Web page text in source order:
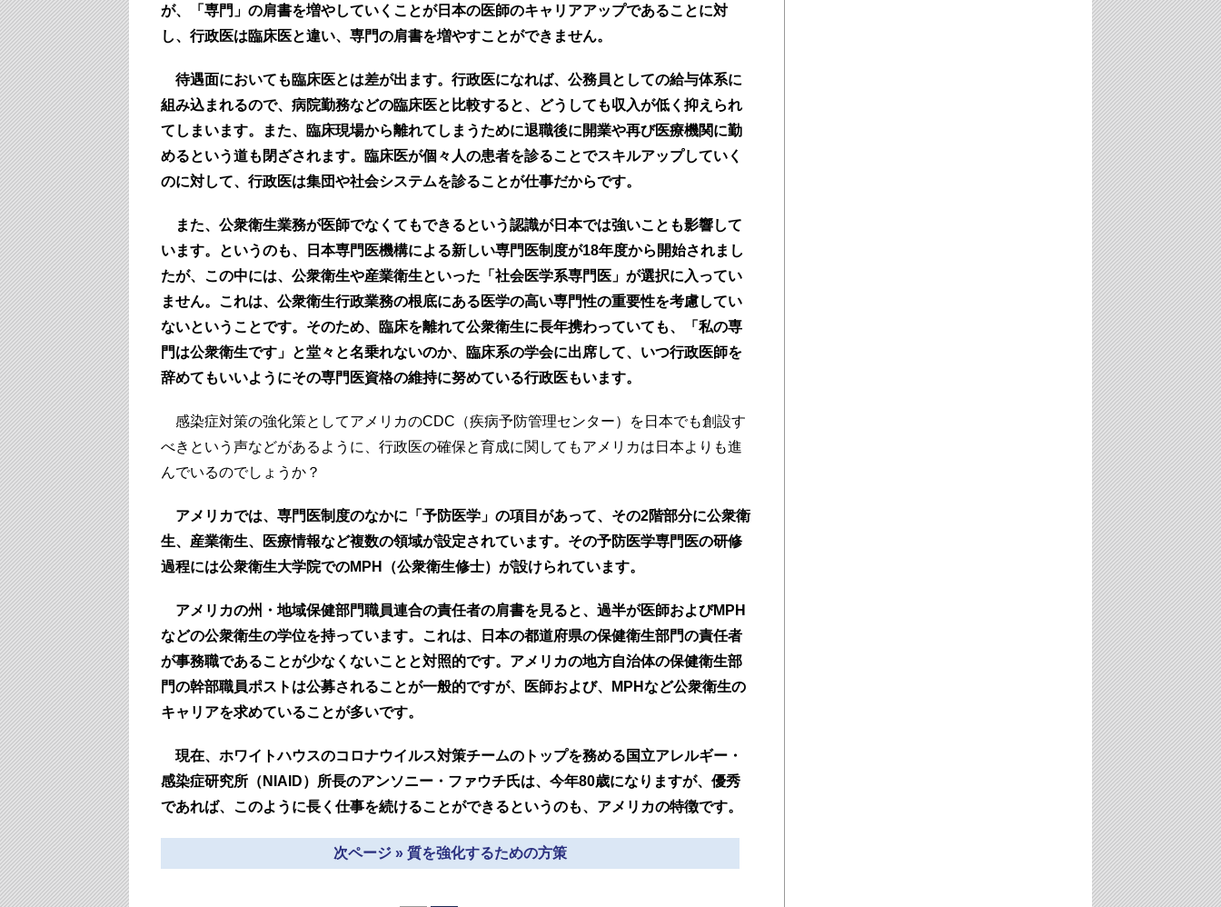
が、「専門」の肩書を増やしていくことが日本の医師のキャリアアップであることに対
し、行政医は臨床医と違い、専門の肩書を増やすことができません。
待遇面においても臨床医とは差が出ます。行政医になれば、公務員としての給与体系に
組み込まれるので、病院勤務などの臨床医と比較すると、どうしても収入が低く抑えられ
てしまいます。また、臨床現場から離れてしまうために退職後に開業や再び医療機関に勤
めるという道も閉ざされます。臨床医が個々人の患者を診ることでスキルアップしていく
のに対して、行政医は集団や社会システムを診ることが仕事だからです。
また、公衆衛生業務が医師でなくてもできるという認識が日本では強いことも影響して
います。というのも、日本専門医機構による新しい専門医制度が18年度から開始されまし
たが、この中には、公衆衛生や産業衛生といった「社会医学系専門医」が選択に入ってい
ません。これは、公衆衛生行政業務の根底にある医学の高い専門性の重要性を考慮してい
ないということです。そのため、臨床を離れて公衆衛生に長年携わっていても、「私の専
門は公衆衛生です」と堂々と名乗れないのか、臨床系の学会に出席して、いつ行政医師を
辞めてもいいようにその専門医資格の維持に努めている行政医もいます。
感染症対策の強化策としてアメリカのCDC（疾病予防管理センター）を日本でも創設す
べきという声などがあるように、行政医の確保と育成に関してもアメリカは日本よりも進
んでいるのでしょうか？
アメリカでは、専門医制度のなかに「予防医学」の項目があって、その2階部分に公衆衛
生、産業衛生、医療情報など複数の領域が設定されています。その予防医学専門医の研修
過程には公衆衛生大学院でのMPH（公衆衛生修士）が設けられています。
アメリカの州・地域保健部門職員連合の責任者の肩書を見ると、過半が医師およびMPH
などの公衆衛生の学位を持っています。これは、日本の都道府県の保健衛生部門の責任者
が事務職であることが少なくないことと対照的です。アメリカの地方自治体の保健衛生部
門の幹部職員ポストは公募されることが一般的ですが、医師および、MPHなど公衆衛生の
キャリアを求めていることが多いです。
現在、ホワイトハウスのコロナウイルス対策チームのトップを務める国立アレルギー・
感染症研究所（NIAID）所長のアンソニー・ファウチ氏は、今年80歳になりますが、優秀
であれば、このように長く仕事を続けることができるというのも、アメリカの特徴です。
次ページ » 質を強化するための方策